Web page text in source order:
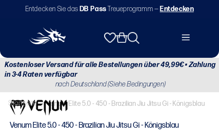
zumEntdecken Sie das DB PassTreueprogramm — Entdecken
Warenkorb
Kostenloser Versand für alle Bestellungen über 49,99€ • Zahlung
in 3-4 Raten verfügbar
nach Deutschland (Siehe Bedingungen)
Startseite / Venum Elite 5.0 - 450 - Brazilian Jiu Jitsu Gi - Königsblau
Venum Elite 5.0 - 450 - Brazilian Jiu Jitsu Gi - Königsblau